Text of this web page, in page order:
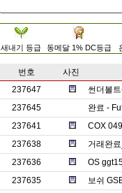
새내기 등급 동메달 1% DC등급
번호
사진
237647
썬더볼
237645
완료 -
237641
COX
237638
거래완
237636
OS
237635
보쉬